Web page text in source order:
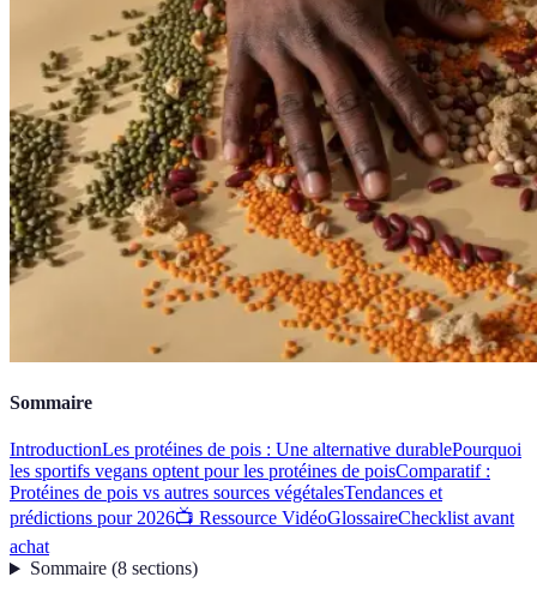
Sommaire
IntroductionLes protéines de pois : Une alternative durablePourquoi
les sportifs vegans optent pour les protéines de poisComparatif :
Protéines de pois vs autres sources végétalesTendances et
prédictions pour 2026📺 Ressource VidéoGlossaireChecklist avant
achat
Sommaire(8 sections)